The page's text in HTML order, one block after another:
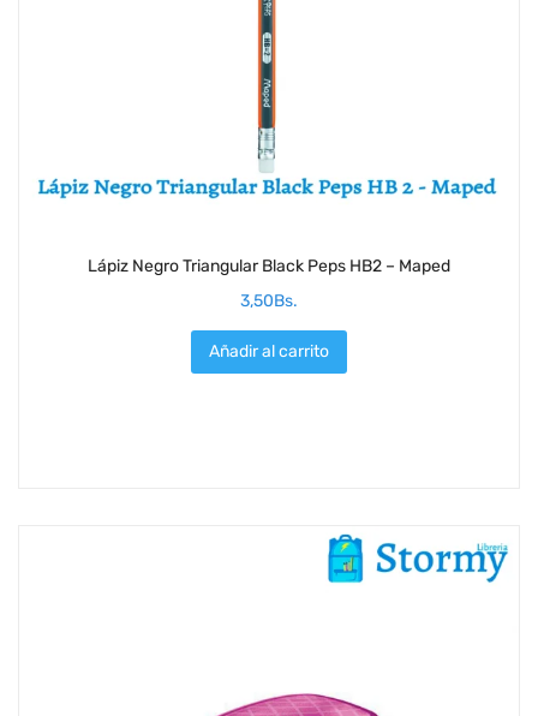
Lápiz Negro Triangular Black Peps HB2 – Maped
3,50Bs.
Añadir al carrito